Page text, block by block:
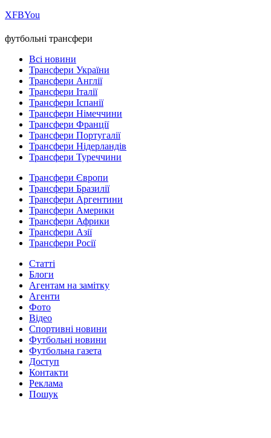
ХFBYou
футбольні трансфери
Всі новини
Трансфери України
Трансфери Англії
Трансфери Італії
Трансфери Іспанії
Трансфери Німеччини
Трансфери Франції
Трансфери Португалії
Трансфери Нідерландів
Трансфери Туреччини
Трансфери Європи
Трансфери Бразилії
Трансфери Аргентини
Трансфери Америки
Трансфери Африки
Трансфери Азії
Трансфери Росії
Статті
Блоги
Агентам на замітку
Агенти
Фото
Відео
Спортивні новини
Футбольні новини
Футбольна газета
Доступ
Контакти
Реклама
Пошук